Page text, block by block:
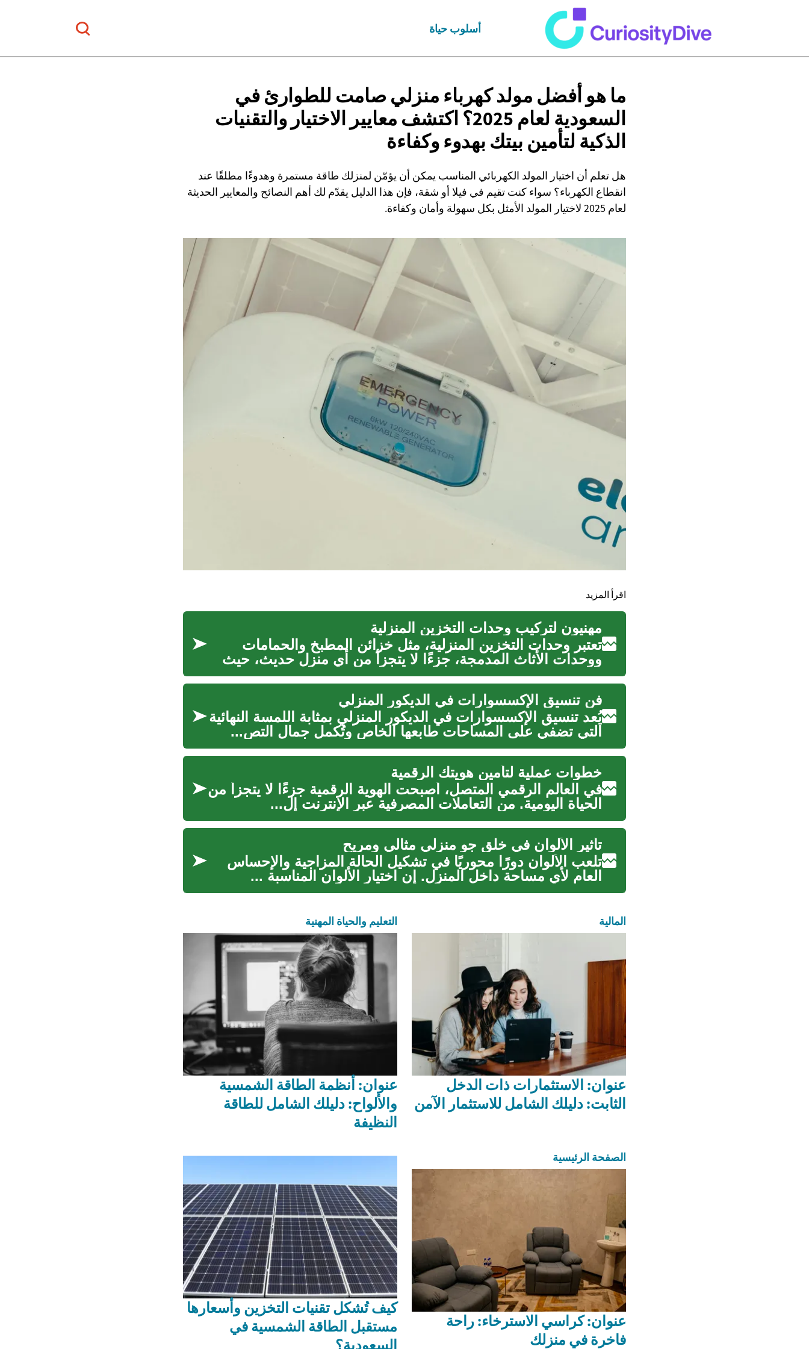
أسلوب حياة
ما هو أفضل مولد كهرباء منزلي صامت للطوارئ في
السعودية لعام 2025؟ اكتشف معايير الاختيار والتقنيات
الذكية لتأمين بيتك بهدوء وكفاءة
هل تعلم أن اختيار المولد الكهربائي المناسب يمكن أن يؤمّن لمنزلك طاقة مستمرة وهدوءًا مطلقًا عند
انقطاع الكهرباء؟ سواء كنت تقيم في فيلا أو شقة، فإن هذا الدليل يقدّم لك أهم النصائح والمعايير الحديثة
لعام 2025 لاختيار المولد الأمثل بكل سهولة وأمان وكفاءة.
اقرأ المزيد
مهنيون لتركيب وحدات التخزين المنزلية
تعتبر وحدات التخزين المنزلية، مثل خزائن المطبخ والحمامات
ووحدات الأثاث المدمجة، جزءًا لا يتجزأ من أي منزل حديث، حيث
ت...
فن تنسيق الإكسسوارات في الديكور المنزلي
يُعد تنسيق الإكسسوارات في الديكور المنزلي بمثابة اللمسة النهائية
التي تضفي على المساحات طابعها الخاص وتُكمل جمال التص...
خطوات عملية لتأمين هويتك الرقمية
في العالم الرقمي المتصل، أصبحت الهوية الرقمية جزءًا لا يتجزأ من
الحياة اليومية. من التعاملات المصرفية عبر الإنترنت إل...
تأثير الألوان في خلق جو منزلي مثالي ومريح
تلعب الألوان دورًا محوريًا في تشكيل الحالة المزاجية والإحساس
العام لأي مساحة داخل المنزل. إن اختيار الألوان المناسبة ...
المالية
عنوان: الاستثمارات ذات الدخل
الثابت: دليلك الشامل للاستثمار الآمن
التعليم والحياة المهنية
عنوان: أنظمة الطاقة الشمسية
والألواح: دليلك الشامل للطاقة
النظيفة
الصفحة الرئيسية
عنوان: كراسي الاسترخاء: راحة
فاخرة في منزلك
كيف تُشكل تقنيات التخزين وأسعارها
مستقبل الطاقة الشمسية في
السعودية؟